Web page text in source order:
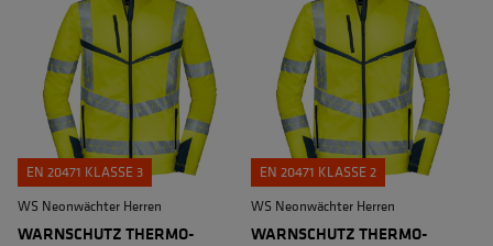
EN 20471 KLASSE 3
WS Neonwächter Herren
WARNSCHUTZ THERMO-
EN 20471 KLASSE 2
WS Neonwächter Herren
WARNSCHUTZ THERMO-